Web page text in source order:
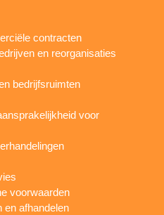
contracten
en reorganisaties
bedrijfsruimten
voor
voorwaarden
en afhandelen